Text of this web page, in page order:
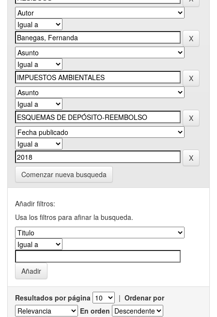
Comenzar nueva busqueda
Añadir filtros:
Usa los filtros para afinar la busqueda.
Resultados por página | Ordenar por
En orden